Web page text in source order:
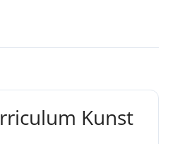
Kunst